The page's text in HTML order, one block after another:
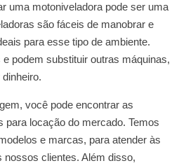
uma motoniveladora pode ser uma
são fáceis de manobrar e
para esse tipo de ambiente.
podem substituir outras máquinas,
você pode encontrar as
para locação do mercado. Temos
e marcas, para atender às
nossos clientes. Além disso,